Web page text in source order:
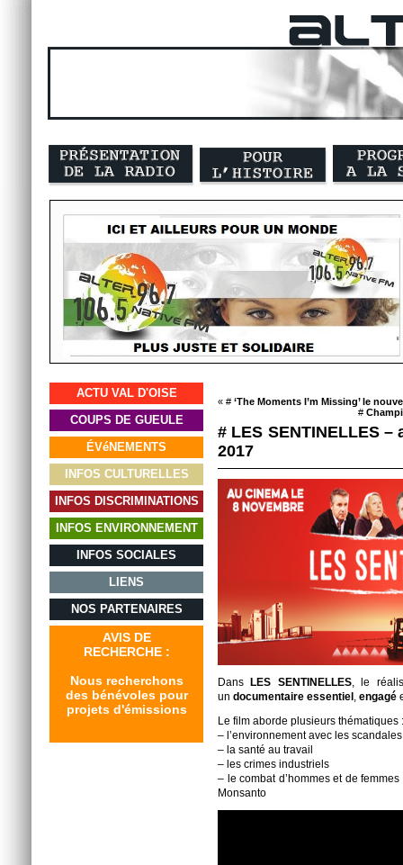
ACTU VAL D'OISE
COUPS DE GUEULE
ÉVéNEMENTS
INFOS CULTURELLES
INFOS DISCRIMINATIONS
INFOS ENVIRONNEMENT
INFOS SOCIALES
LIENS
NOS PARTENAIRES
AVIS DE
RECHERCHE :
Nous recherchons
des bénévoles pour
projets d'émissions
« # ‘The Moments I’m Missing’ le
#
# LES SENTINELLES
2017
Dans LES SENTINELLES, le
un documentaire essentiel , engagé
Le film aborde plusieurs thématiques :
– l’environnement avec les
– la santé au travail
– les crimes industriels
– le combat d’hommes et de
Monsanto